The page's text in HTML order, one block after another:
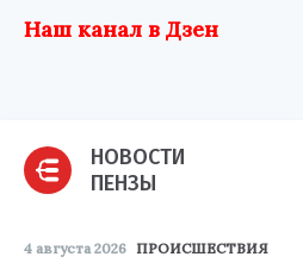
Наш канал в Дзен
НОВОСТИ
ПЕНЗЫ
4 августа 2026 ПРОИСШЕСТВИЯ